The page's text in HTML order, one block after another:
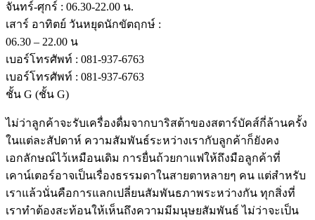
จันทร์-ศุกร์ : 06.30-22.00 น.
เสาร์ อาทิตย์ วันหยุดนักขัตฤกษ์ :
06.30 – 22.00 น
เบอร์โทรศัพท์ : 081-937-6763
เบอร์โทรศัพท์ : 081-937-6763
ชั้น G (ชั้น G)
ไม่ว่าลูกค้าจะรับเครื่องดื่มจากบาริสต้าของสตาร์บัคส์กี่ล้านครั้ง
ในแต่ละสัปดาห์ ความสัมพันธ์ระหว่างเรากับลูกค้าก็ยังคง
เอกลักษณ์ไว้เหมือนเดิม การยื่นถ้วยกาแฟให้ถึงมือลูกค้าที่
เคาน์เตอร์อาจเป็นเรื่องธรรมดาในสายตาหลายๆ คน แต่สำหรับ
เราแล้วนั่นคือการแลกเปลี่ยนสัมพันธภาพระหว่างกัน ทุกสิ่งที่
เราทำต้องสะท้อนให้เห็นถึงความมีมนุษยสัมพันธ์ ไม่ว่าจะเป็น